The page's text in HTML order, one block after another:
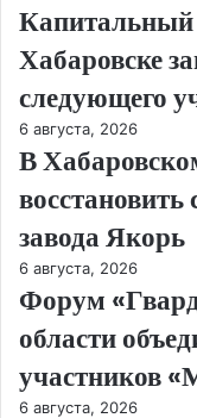
Хабаровске
следующего
6 августа, 2026
В
завода Якорь
6 августа, 2026
Форум
области
участников
6 августа, 2026